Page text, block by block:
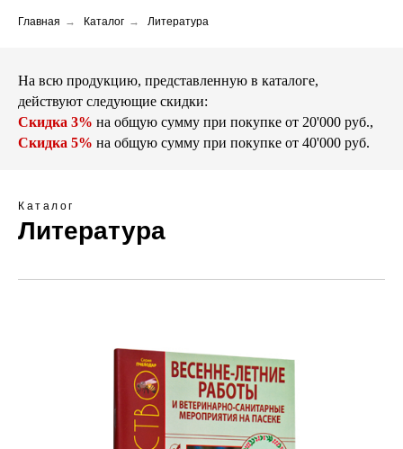
Главная → Каталог → Литература
На всю продукцию, представленную в каталоге,
действуют следующие скидки:
Скидка 3% на общую сумму при покупке от 20'000 руб.,
Скидка 5% на общую сумму при покупке от 40'000 руб.
Каталог
Литература